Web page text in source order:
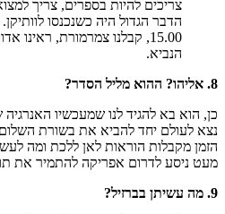
צריכים להיות בספרים, צריך
15.00, קבלנו צמרמורת, ראינו
הנביא.
8. אליהו? ההוא מליל הסדר?
כן, הוא בא להגיד לנו שמעכשיו האנרגיה
נצא לעולם יחד להביא את בשורת השלום
הזמן מקבלות הוראות לאן ללכת ומה
מעט ניסע לדרום אפריקה להתמיר את
9. מה עשיתן בברזיל?